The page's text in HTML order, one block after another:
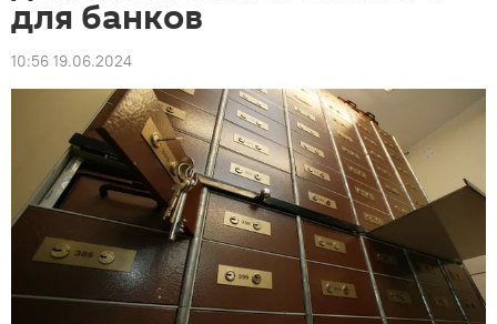
для банков
10:56 19.06.2024